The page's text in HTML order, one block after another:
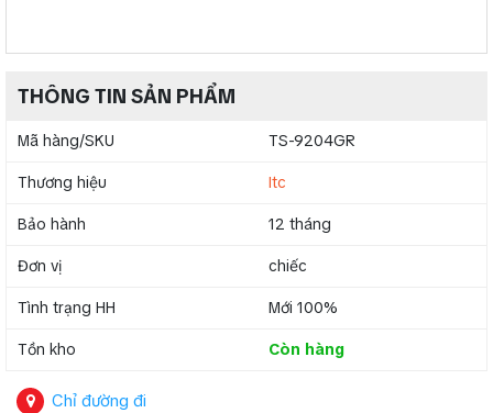
THÔNG TIN SẢN PHẨM
Mã hàng/SKU TS-9204GR
Thương hiệu Itc
Bảo hành 12 tháng
Đơn vị chiếc
Tình trạng HH Mới 100%
Tồn kho Còn hàng
Chỉ đường đi